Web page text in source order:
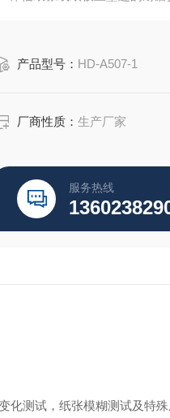
产品型号： HD-A507-1
厂商性质：生产厂家
服务热线
化测试，纸张模糊测试及特